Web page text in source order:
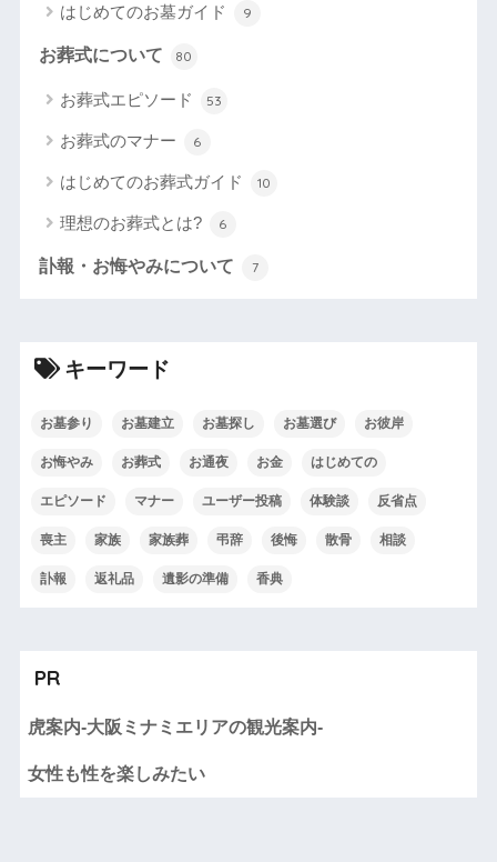
はじめてのお墓ガイド 9
お葬式について 80
お葬式エピソード 53
お葬式のマナー 6
はじめてのお葬式ガイド 10
理想のお葬式とは? 6
訃報・お悔やみについて 7
キーワード
お墓参り お墓建立 お墓探し お墓選び お彼岸
お悔やみ お葬式 お通夜 お金 はじめての
エピソード マナー ユーザー投稿 体験談 反省点
喪主 家族 家族葬 弔辞 後悔 散骨 相談
訃報 返礼品 遺影の準備 香典
PR
虎案内-大阪ミナミエリアの観光案内-
女性も性を楽しみたい